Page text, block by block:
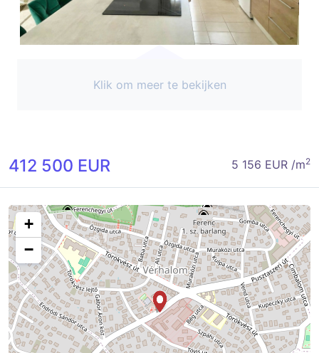
Klik om meer te bekijken
412 500 EUR 5 156 EUR /m2
+
−